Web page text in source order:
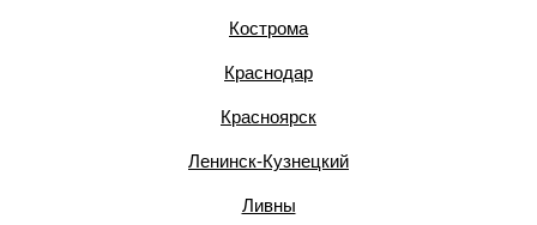
Кострома
Краснодар
Красноярск
Ленинск-Кузнецкий
Ливны